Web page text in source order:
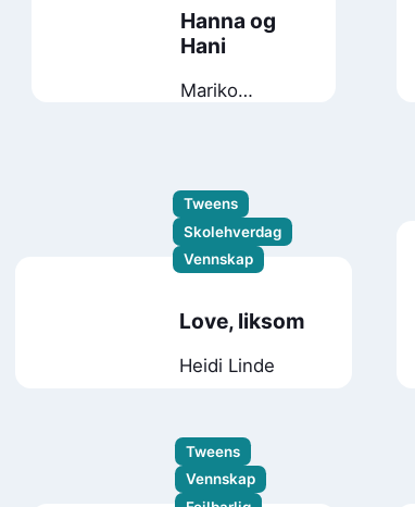
Hanna og
Hani
Mariko
Tweens
Skolehverdag
Vennskap
Love, liksom
Heidi Linde
Tweens
Vennskap